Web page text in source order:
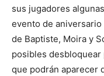
sus jugadores
evento de
de Baptiste, Moira y
posibles
que podrán aparecer